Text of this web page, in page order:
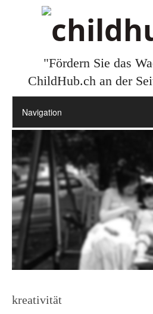
"Fördern Sie das
ChildHub.ch an der
kreativität